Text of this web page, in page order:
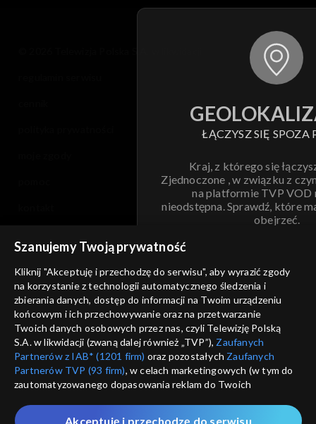
ŁĄCZYSZ SIĘ SPOZA
Kraj, z którego się
Zjednoczone , w związku z
na platformie TVP VOD
nieodstępna. Sprawdź, które
obejrzeć.
ANULUJ
informacje o dostawcy usług
Szanujemy Twoją prywatność
Kliknij "Akceptuję i przechodzę do serwisu", aby wyrazić zgody
na korzystanie z technologii automatycznego śledzenia i
zbierania danych, dostęp do informacji na Twoim urządzeniu
końcowym i ich przechowywanie oraz na przetwarzanie
Twoich danych osobowych przez nas, czyli Telewizję Polską
S.A. w likwidacji (zwaną dalej również „TVP”), Zaufanych
Partnerów z IAB* (1201 firm) oraz pozostałych Zaufanych
Partnerów TVP (93 firm), w celach marketingowych (w tym do
zautomatyzowanego dopasowania reklam do Twoich
które wskazujemy poniżej, a także zgody na udostępnianie
Akceptuję i przechodzę do serwisu